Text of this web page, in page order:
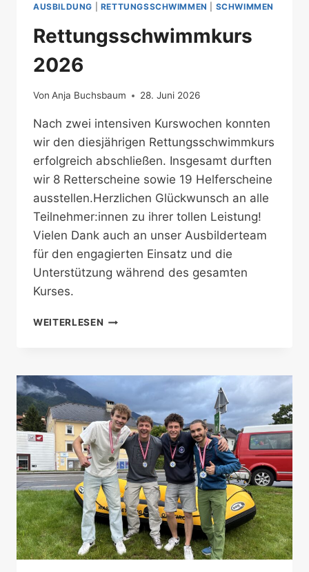
AUSBILDUNG RETTUNGSSCHWIMMEN SCHWIMMEN
Rettungsschwimmkurs
2026
Von Anja Buchsbaum 28. Juni 2026
Nach zwei intensiven Kurswochen konnten
wir den diesjährigen Rettungsschwimmkurs
erfolgreich abschließen. Insgesamt durften
wir 8 Retterscheine sowie 19 Helferscheine
ausstellen.Herzlichen Glückwunsch an alle
Teilnehmer:innen zu ihrer tollen Leistung!
Vielen Dank auch an unser Ausbilderteam
für den engagierten Einsatz und die
Unterstützung während des gesamten
Kurses.
WEITERLESEN RETTUNGSSCHWIMMKURS